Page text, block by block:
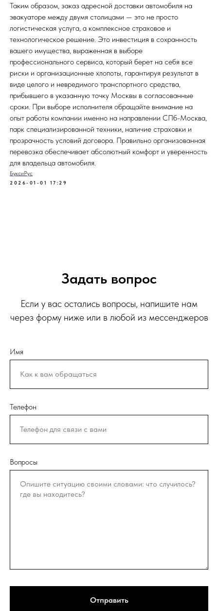
Таким образом, заказ адресной доставки автомобиля на
эвакуаторе между двумя столицами — это не просто
логистическая услуга, а комплексное страховое и
технологическое решение. Это инвестиция в сохранность
вашего имущества, выраженная в выборе
профессионального сервиса, который берет на себя все
риски и организационные хлопоты, гарантируя результат в
виде целого и невредимого транспортного средства,
прибывшего в указанную точку Москвы в согласованные
сроки. При выборе исполнителя обращайте внимание на
опыт работы компании именно на направлении СПб-Москва,
парк специализированной техники, наличие страховки и
прозрачность условий договора. Правильно организованная
перевозка обеспечивает абсолютный комфорт и уверенность
для владельца автомобиля.
БуксиРус
2026-01-01 17:29
Задать вопрос
Если у вас остались вопросы, напишите нам
через форму ниже или в любой из мессенджеров
Имя
Телефон
Вопросы
Отправить